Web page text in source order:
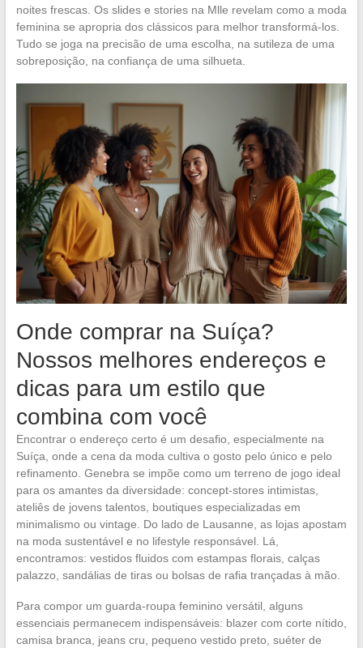
noites frescas. Os slides e stories na Mlle revelam como a moda
feminina se apropria dos clássicos para melhor transformá-los.
Tudo se joga na precisão de uma escolha, na sutileza de uma
sobreposição, na confiança de uma silhueta.
Onde comprar na Suíça?
Nossos melhores endereços e
dicas para um estilo que
combina com você
Encontrar o endereço certo é um desafio, especialmente na
Suíça, onde a cena da moda cultiva o gosto pelo único e pelo
refinamento. Genebra se impõe como um terreno de jogo ideal
para os amantes da diversidade: concept-stores intimistas,
ateliês de jovens talentos, boutiques especializadas em
minimalismo ou vintage. Do lado de Lausanne, as lojas apostam
na moda sustentável e no lifestyle responsável. Lá,
encontramos: vestidos fluidos com estampas florais, calças
palazzo, sandálias de tiras ou bolsas de rafia trançadas à mão.
Para compor um guarda-roupa feminino versátil, alguns
essenciais permanecem indispensáveis: blazer com corte nítido,
camisa branca, jeans cru, pequeno vestido preto, suéter de